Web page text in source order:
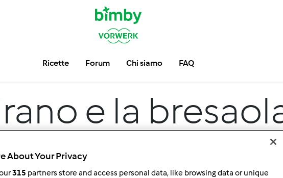
Ricette Forum Chi siamo FAQ
e la
Valtellina IGP
About Your Privacy
315 partners store and access personal data, like browsing data or unique